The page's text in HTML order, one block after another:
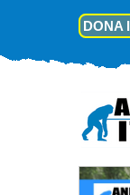
DONA